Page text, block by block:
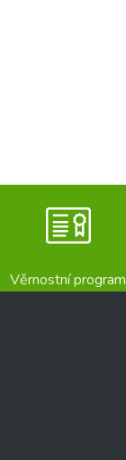
Věrnostní program